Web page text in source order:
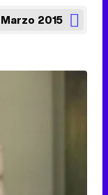
Marzo 2015